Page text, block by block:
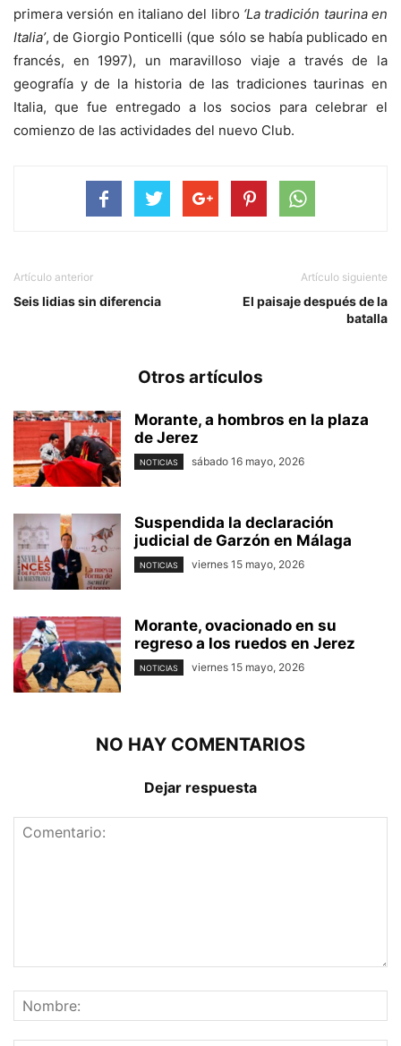
primera versión en italiano del libro ‘La tradición taurina en
Italia’, de Giorgio Ponticelli (que sólo se había publicado en
francés, en 1997), un maravilloso viaje a través de la
geografía y de la historia de las tradiciones taurinas en
Italia, que fue entregado a los socios para celebrar el
comienzo de las actividades del nuevo Club.
Artículo anterior
Seis lidias sin diferencia
Artículo siguiente
El paisaje después de la
batalla
Otros artículos
Morante, a hombros en la plaza
de Jerez
NOTICIAS sábado 16 mayo, 2026
Suspendida la declaración
judicial de Garzón en Málaga
NOTICIAS viernes 15 mayo, 2026
Morante, ovacionado en su
regreso a los ruedos en Jerez
NOTICIAS viernes 15 mayo, 2026
NO HAY COMENTARIOS
Dejar respuesta